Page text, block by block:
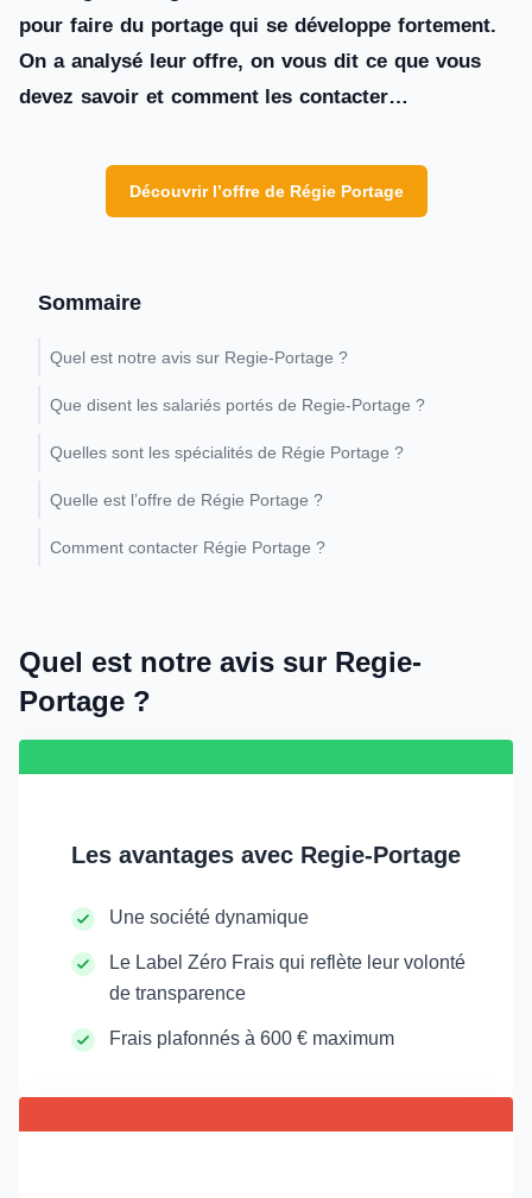
pour faire du portage qui se développe fortement.
On a analysé leur offre, on vous dit ce que vous
devez savoir et comment les contacter…
Découvrir l’offre de Régie Portage
Sommaire
Quel est notre avis sur Regie-Portage ?
Que disent les salariés portés de Regie-Portage ?
Quelles sont les spécialités de Régie Portage ?
Quelle est l’offre de Régie Portage ?
Comment contacter Régie Portage ?
Quel est notre avis sur Regie-
Portage ?
Les avantages avec Regie-Portage
Une société dynamique
Le Label Zéro Frais qui reflète leur volonté
de transparence
Frais plafonnés à 600 € maximum